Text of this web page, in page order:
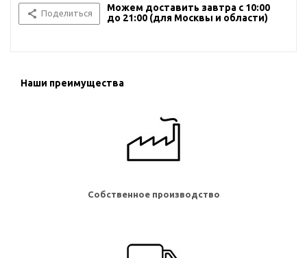
Поделиться
Можем доставить завтра с 10:00
до 21:00 (для Москвы и области)
Наши преимущества
Собственное производство